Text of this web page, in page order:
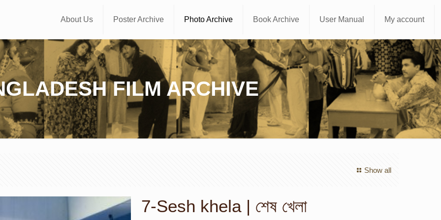
About Us Poster Archive Photo Archive Book Archive User Manual My account
FILM ARCHIVE
Show all
7-Sesh khela | শেষ খেলা